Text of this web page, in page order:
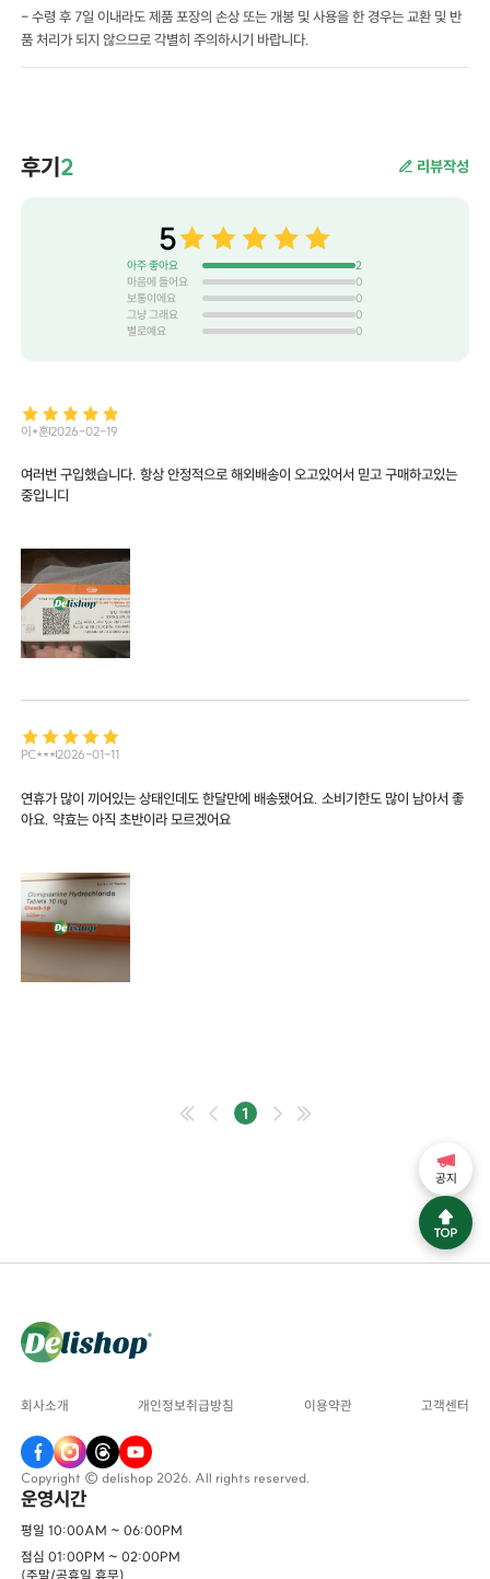
- 수령 후 7일 이내라도 제품 포장의 손상 또는 개봉 및 사용을 한 경우는 교환 및 반
품 처리가 되지 않으므로 각별히 주의하시기 바랍니다.
후기2 리뷰작성
5
아주 좋아요
2
마음에 들어요
0
보통이에요
0
그냥 그래요
0
별로예요
0
이*훈2026-02-19
여러번 구입했습니다. 항상 안정적으로 해외배송이 오고있어서 믿고 구매하고있는
중입니디
PC***2026-01-11
연휴가 많이 끼어있는 상태인데도 한달만에 배송됐어요. 소비기한도 많이 남아서 좋
아요. 약효는 아직 초반이라 모르겠어요
1
회사소개 개인정보취급방침 이용약관 고객센터
Copyright © delishop 2026. All rights reserved.
운영시간
평일 10:00AM ~ 06:00PM
점심 01:00PM ~ 02:00PM
(주말/공휴일 휴무)
공지